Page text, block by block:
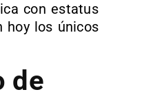
con estatus
hoy los únicos
de